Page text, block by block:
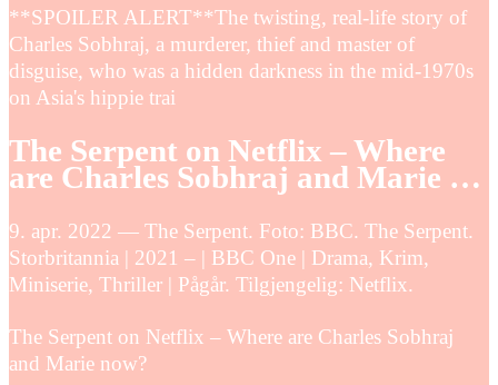
**SPOILER ALERT**The twisting, real-life story of
Charles Sobhraj, a murderer, thief and master of
disguise, who was a hidden darkness in the mid-1970s
on Asia's hippie trai
The Serpent on Netflix – Where
are Charles Sobhraj and Marie …
9. apr. 2022 — The Serpent. Foto: BBC. The Serpent.
Storbritannia | 2021 – | BBC One | Drama, Krim,
Miniserie, Thriller | Pågår. Tilgjengelig: Netflix.
The Serpent on Netflix – Where are Charles Sobhraj
and Marie now?